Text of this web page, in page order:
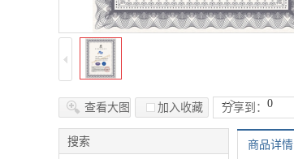
查看大图 加入收藏 分享到： 0
-->
搜索 商品详情